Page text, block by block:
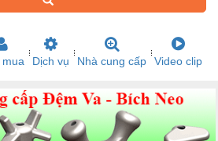
Dịch vụ Nhà cung cấp Video clip